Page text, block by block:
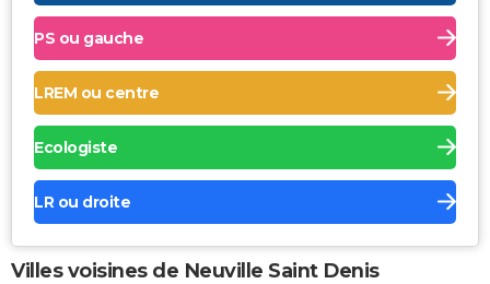
PS ou gauche
LREM ou centre
Ecologiste
LR ou droite
Villes voisines de Neuville Saint Denis